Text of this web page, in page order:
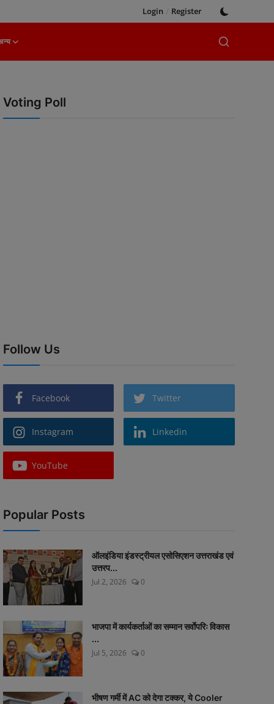
Login / Register
Voting Poll
Follow Us
Facebook Twitter
Instagram Linkedin
YouTube
Popular Posts
ऑलइंडिया इंडस्ट्रीयल एसोसिएशन उत्तराखंड एवं
उत्तरप...
Jul 2, 2026
0
भाजपा में कार्यकर्ताओं का सम्मान सर्वाेपरिः विकास
...
Jul 5, 2026
0
भीषण गर्मी में AC को देगा टक्कर, ये Cooler